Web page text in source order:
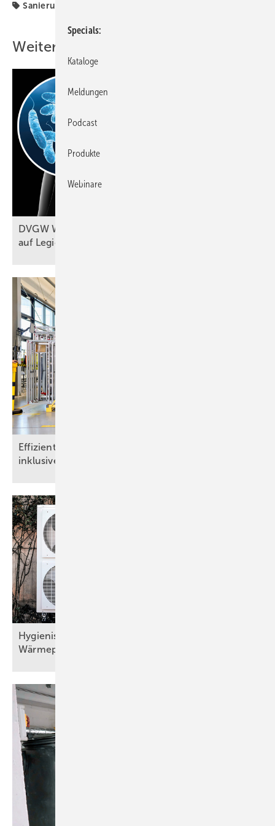
Sanierung
Weitere Inhalte
DVGW W 551-1 (A): Probennahmen
auf Legionellen im
Effizient mit Einblasdämmtechnik – Brandschutz
inklusive
Hygienisch sichere Trinkwassererwärmung bei
Wärmepumpen
Specials
Kataloge
Meldungen
Podcast
Produkte
Webinare